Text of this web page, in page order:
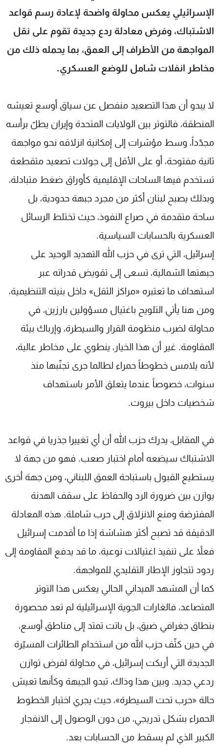
الإسرائيلي يعكس محاولة واضحة لإعادة رسم قواعد
الاشتباك، وفرض معادلة ردع جديدة تقوم على نقل
المواجهة من الأطراف إلى العمق، بما يحمله ذلك من
مخاطر انفلات شامل للوضع العسكري.
لا يبدو أن هذا التصعيد منفصل عن سياق أوسع تعيشه
المنطقة، فالتوتر بين الولايات المتحدة وإيران يطلّ برأسه
مجدّداً، وسط مؤشرات إلى إمكانية انزلاقه نحو مواجهة
ثانية مفتوحة، أو على الأقل إلى جولات تصعيد متقطعة
تستخدم فيها الساحات الإقليمية كأوراق ضغط متبادلة،
وبذلك يصبح لبنان أكثر من مجرد جبهة حدودية، بل
ساحة متقدمة في صراع النفوذ، حيث تختلط الرسائل
العسكرية بالحسابات السياسية.
إسرائيل، التي ترى في حزب الله التهديد الوحيد على
جبهتها الشمالية، تسعى إلى تقويض قدراته عبر
استهداف ما تعتبره «مراكز الثقل» داخل بنيته التنظيمية،
ومن هنا يأتي التلويح باغتيال مسؤولين بارزين، في
محاولة لضرب منظومة القرار والسيطرة، وإرباك بيئة
المقاومة. غير أن هذا الخيار، ينطوي على مخاطر عالية،
لأنه يلامس خطوطاً حمراء لطالما جرى تجنّبها منذ
سنوات، خصوصاً عندما يتعلق الأمر باستهداف
شخصيات داخل بيروت.
في المقابل، يدرك حزب الله أن أي تغييرا جذريا في قواعد
الاشتباك سيضعه أمام اختبار صعب. فهو من جهة لا
يستطيع القبول باستباحة العمق اللبناني، ومن جهة أخرى
يوازن بين ضرورة الرد والحفاظ على سقف الهدنة
المفترضة ومنع الانزلاق إلى حرب شاملة. هذه المعادلة
الدقيقة قد تصبح أكثر هشاشة إذا ما أقدمت إسرائيل
فعلاً على تنفيذ اغتيالات نوعية، ما قد يدفع المقاومة إلى
ردود تتجاوز الإطار التقليدي للمواجهة.
كما أن المشهد الميداني الحالي يعكس هذا التوتر
المتصاعد، فالغارات الجوية الإسرائيلية لم تعد محصورة
بنطاق جغرافي ضيق، بل باتت تمتد إلى مناطق أوسع،
في حين كثّف حزب الله من استخدام الطائرات المسيّرة
الجديدة التي أربكت إسرائيل، في محاولة لفرض توازن
ردعي جديد. وبين هذا وذاك، تبدو الجبهة وكأنها تعيش
حالة «حرب تحت السيطرة»، حيث يجري اختبار الخطوط
الحمراء بشكل تدريجي، من دون الوصول إلى الانفجار
الكبير الذي لم يسقط من الحسابات بعد.